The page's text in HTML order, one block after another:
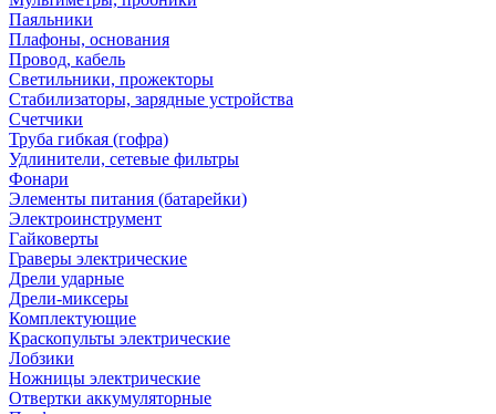
Паяльники
Плафоны, основания
Провод, кабель
Светильники, прожекторы
Стабилизаторы, зарядные устройства
Счетчики
Труба гибкая (гофра)
Удлинители, сетевые фильтры
Фонари
Элементы питания (батарейки)
Электроинструмент
Гайковерты
Граверы электрические
Дрели ударные
Дрели-миксеры
Комплектующие
Краскопульты электрические
Лобзики
Ножницы электрические
Отвертки аккумуляторные